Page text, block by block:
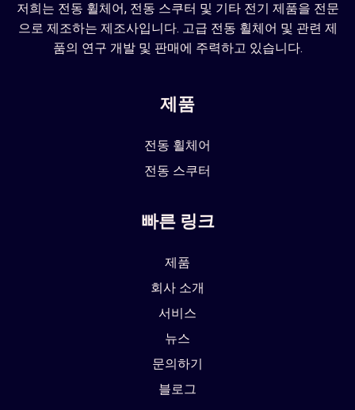
저희는 전동 휠체어, 전동 스쿠터 및 기타 전기 제품을 전문
으로 제조하는 제조사입니다. 고급 전동 휠체어 및 관련 제
품의 연구 개발 및 판매에 주력하고 있습니다.
제품
전동 휠체어
전동 스쿠터
빠른 링크
제품
회사 소개
서비스
뉴스
문의하기
블로그